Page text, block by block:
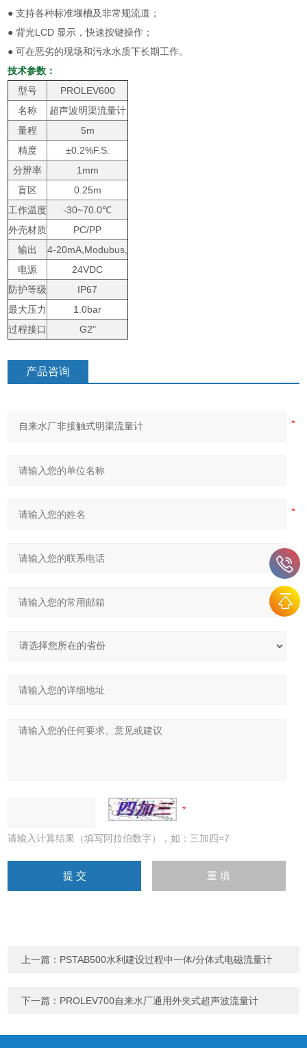
● 支持各种标准堰槽及非常规流道；
● 背光LCD 显示，快速按键操作；
● 可在恶劣的现场和污水水质下长期工作。
技术参数：
型号
PROLEV600
名称
超声波明渠流量计
量程
5m
精度
±0.2%F.S.
分辨率
1mm
盲区
0.25m
工作温度
-30~70.0℃
外壳材质
PC/PP
输出
4-20mA,Modubus,
电源
24VDC
防护等级
IP67
最大压力
1.0bar
过程接口
G2"
产品咨询
请输入计算结果（填写阿拉伯数字），如：三加四=7
上一篇： PSTAB500水利建设过程中一体/分体式电磁流量计
下一篇： PROLEV700自来水厂通用外夹式超声波流量计